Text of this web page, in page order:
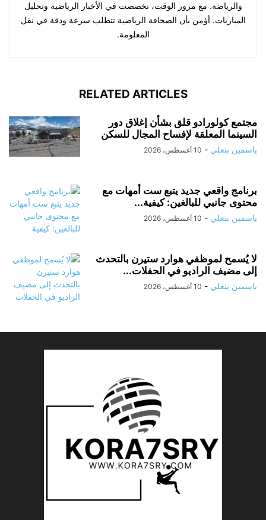
والرياضة. مع مرور الوقت، تخصصت في الأخبار الرياضية وتحليل
المباريات. أؤمن بأن الصحافة الرياضية تتطلب سرعة ودقة في نقل
المعلومة.
RELATED ARTICLES
مجتمع كولورادو قلق بشأن إغلاق دور
السينما المعلقة لإفساح المجال للسكن
ياسمين بنعلي - 10 أغسطس، 2026
برنامج واقعي جديد يتبع ست أمهات مع
محتوى جانبي للبالغين: كيفية...
ياسمين بنعلي - 10 أغسطس، 2026
لا يُسمح لموظفي هوارد ستيرن بالتحدث
إلى مضيف الراديو في الحفلات...
ياسمين بنعلي - 10 أغسطس، 2026